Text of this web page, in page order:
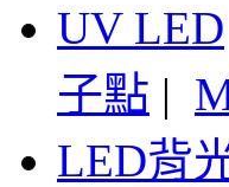
UV LED
子點 |
LED背